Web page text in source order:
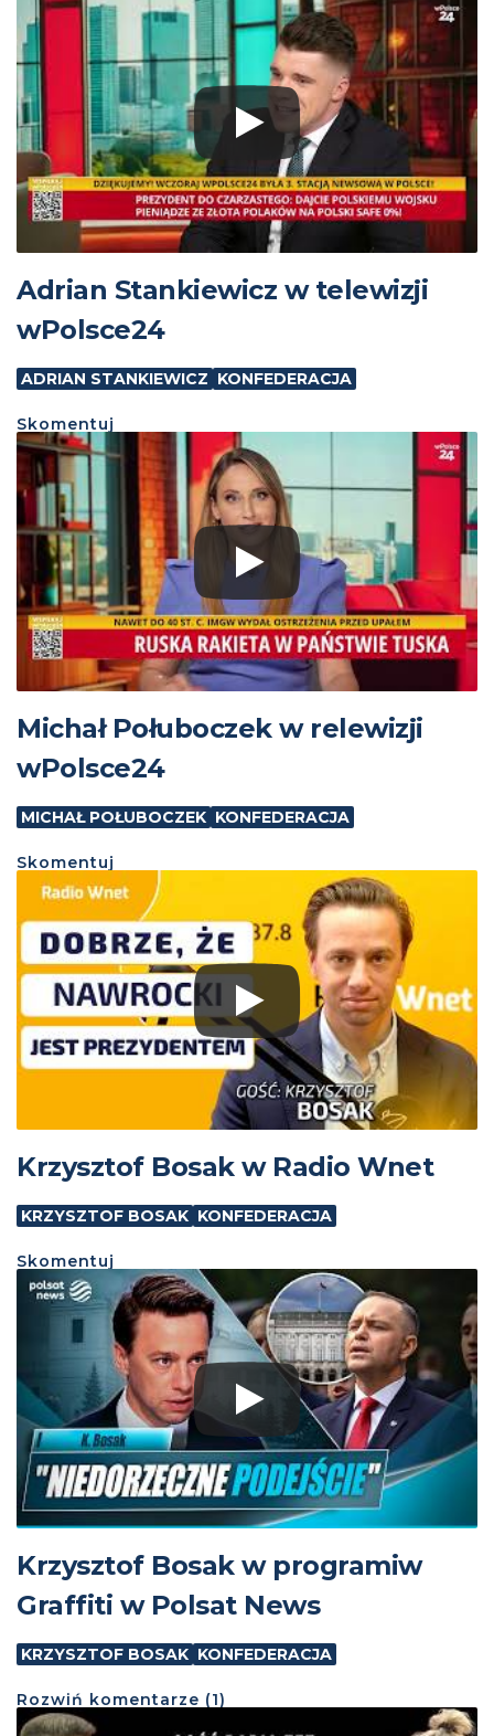
Adrian Stankiewicz w telewizji
wPolsce24
ADRIAN STANKIEWICZ KONFEDERACJA
Skomentuj
Michał Połuboczek w relewizji
wPolsce24
MICHAŁ POŁUBOCZEK KONFEDERACJA
Skomentuj
Krzysztof Bosak w Radio Wnet
KRZYSZTOF BOSAK KONFEDERACJA
Skomentuj
Krzysztof Bosak w programiw
Graffiti w Polsat News
KRZYSZTOF BOSAK KONFEDERACJA
Rozwiń komentarze (1)